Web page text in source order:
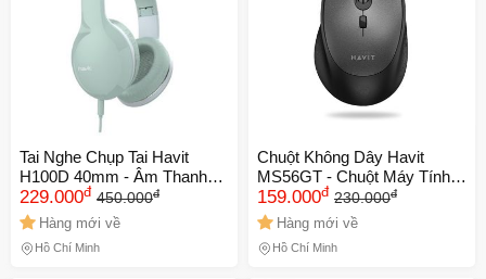
Tai Nghe Chụp Tai Havit
H100D 40mm - Âm Thanh
Sống Động, Thiết Kế Nhỏ
Gọn, Gập Được, Giảm Tiếng
Ồn, Siêu Nhẹ 200g
229.000đ 450.000đ
Hàng mới về
Hồ Chí Minh
Chuột Không Dây Havit
MS56GT - Chuột Máy Tính
Tích Hợp 4 Nút Điều Chỉnh,
Thiết Kế Ergonomic, Tần Số
2.4GHz, Độ Nhạy 800-1600
DPI
159.000đ 230.000đ
Hàng mới về
Hồ Chí Minh